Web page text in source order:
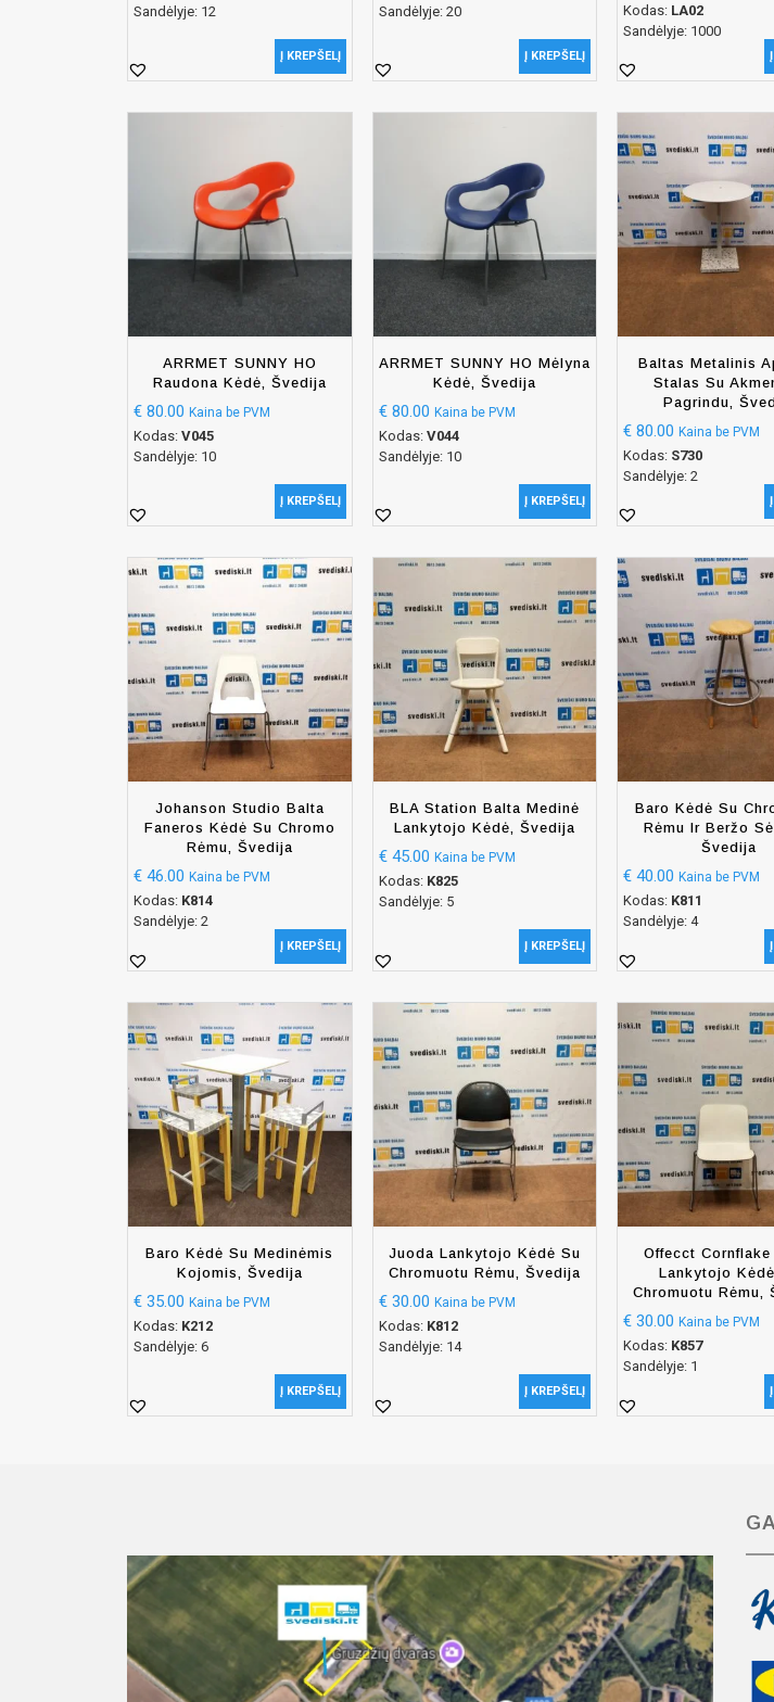
Sandėlyje: 12
Į KREPŠELĮ
Sandėlyje: 20
Į KREPŠELĮ
Kodas: LA02
Sandėlyje: 1000
ARRMET SUNNY HO
Raudona Kėdė, Švedija
€ 80.00 Kaina be PVM
Kodas: V045
Sandėlyje: 10
Į KREPŠELĮ
ARRMET SUNNY HO Mėlyna
Kėdė, Švedija
€80.00 Kaina be PVM
Kodas: V044
Sandėlyje: 10
Į KREPŠELĮ
Baltas Metalinis
Stalas Su
Pagrindu,
€ 80.00 Kaina be PVM
Kodas: S730
Sandėlyje: 2
Johanson Studio Balta
Faneros Kėdė Su Chromo
Rėmu, Švedija
€ 46.00 Kaina be PVM
Kodas: K814
Sandėlyje: 2
Į KREPŠELĮ
BLA Station Balta Medinė
Lankytojo Kėdė, Švedija
€45.00 Kaina be PVM
Kodas: K825
Sandėlyje: 5
Į KREPŠELĮ
Baro Kėdė Su
Rėmu Ir Beržo
Švedija
€ 40.00 Kaina be PVM
Kodas: K811
Sandėlyje: 4
Baro Kėdė Su Medinėmis
Kojomis, Švedija
€ 35.00 Kaina be PVM
Kodas: K212
Sandėlyje: 6
Į KREPŠELĮ
Juoda Lankytojo Kėdė Su
Chromuotu Rėmu, Švedija
€30.00 Kaina be PVM
Kodas: K812
Sandėlyje: 14
Į KREPŠELĮ
Offecct
Lankytojo
Chromuotu Rėmu,
€ 30.00 Kaina be PVM
Kodas: K857
Sandėlyje: 1